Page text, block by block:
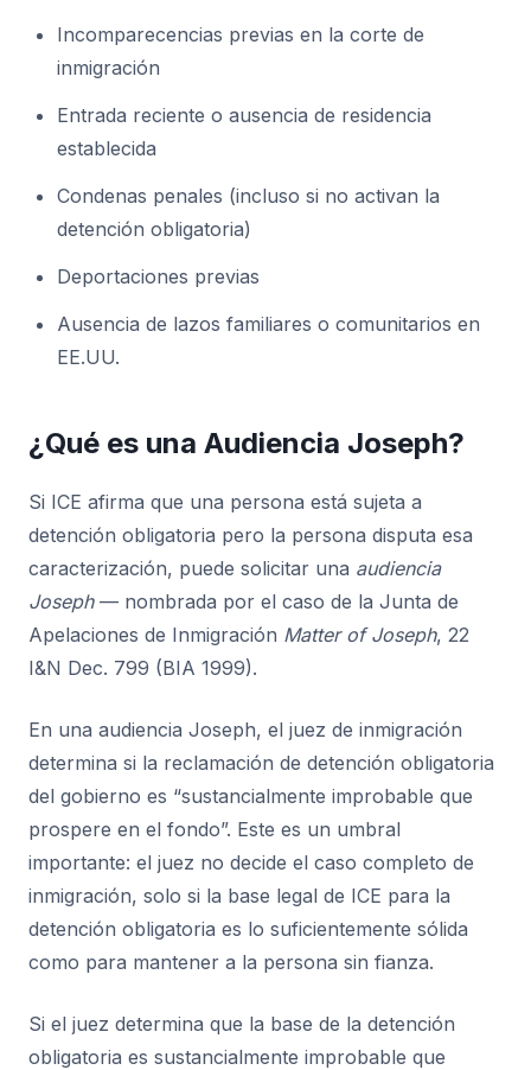
Incomparecencias previas en la corte de
inmigración
Entrada reciente o ausencia de residencia
establecida
Condenas penales (incluso si no activan la
detención obligatoria)
Deportaciones previas
Ausencia de lazos familiares o comunitarios en
EE.UU.
¿Qué es una Audiencia Joseph?
Si ICE afirma que una persona está sujeta a
detención obligatoria pero la persona disputa esa
caracterización, puede solicitar una audiencia
Joseph— nombrada por el caso de la Junta de
Apelaciones de Inmigración Matter of Joseph, 22
I&N Dec. 799 (BIA 1999).
En una audiencia Joseph, el juez de inmigración
determina si la reclamación de detención obligatoria
del gobierno es “sustancialmente improbable que
prospere en el fondo”. Este es un umbral
importante: el juez no decide el caso completo de
inmigración, solo si la base legal de ICE para la
detención obligatoria es lo suficientemente sólida
como para mantener a la persona sin fianza.
Si el juez determina que la base de la detención
obligatoria es sustancialmente improbable que